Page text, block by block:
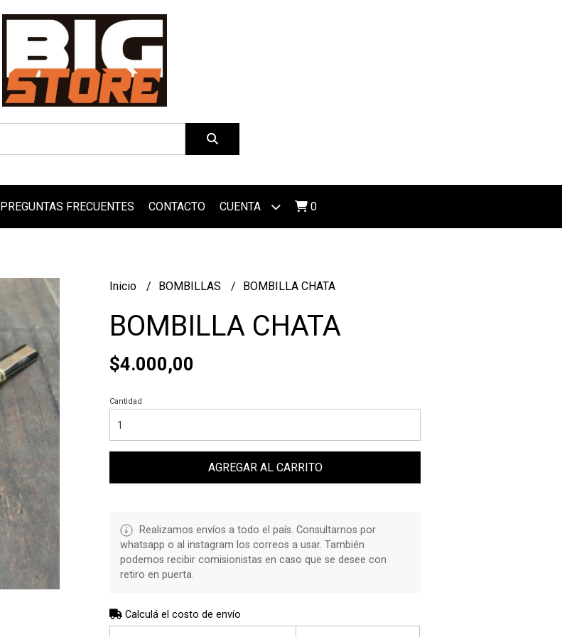
PREGUNTAS FRECUENTES CONTACTO CUENTA 0
Inicio BOMBILLAS BOMBILLA CHATA
BOMBILLA CHATA
$4.000,00
Cantidad
AGREGAR AL CARRITO
Realizamos envíos a todo el país. Consultarnos por
whatsapp o al instagram los correos a usar. También
podemos recibir comisionistas en caso que se desee con
retiro en puerta.
Calculá el costo de envío